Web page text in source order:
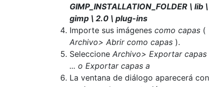
GIMP_INSTALLATION_FOLDER \ lib \
gimp \ 2.0 \ plug-ins
Importe sus imágenes como capas (
Archivo> Abrir como capas ).
Seleccione Archivo> Exportar capas
... o Exportar capas a
La ventana de diálogo aparecerá con